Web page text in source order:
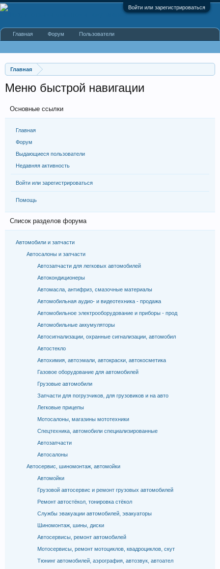
Войти или зарегистрироваться
Главная
Меню быстрой навигации
Основные ссылки
Главная
Форум
Выдающиеся пользователи
Недавняя активность
Войти или зарегистрироваться
Помощь
Список разделов форума
Автомобили и запчасти
Автосалоны и запчасти
Автозапчасти для легковых автомобилей
Автокондиционеры
Автомасла, антифриз, смазочные материалы
Автомобильная аудио- и видеотехника - продажа
Автомобильное электрооборудование и приборы - прод
Автомобильные аккумуляторы
Автосигнализации, охранные сигнализации, автомобил
Автостекло
Автохимия, автоэмали, автокраски, автокосметика
Газовое оборудование для автомобилей
Грузовые автомобили
Запчасти для погрузчиков, для грузовиков и на авто
Легковые прицепы
Мотосалоны, магазины мототехники
Спецтехника, автомобили специализированные
Автозапчасти
Автосалоны
Автосервис, шиномонтаж, автомойки
Автомойки
Грузовой автосервис и ремонт грузовых автомобилей
Ремонт автостёкол, тонировка стёкол
Службы эвакуации автомобилей, эвакуаторы
Шиномонтаж, шины, диски
Автосервисы, ремонт автомобилей
Мотосервисы, ремонт мотоциклов, квадроциклов, скут
Тюнинг автомобилей, аэрография, автозвук, автоател
Главная Форум Пользователи